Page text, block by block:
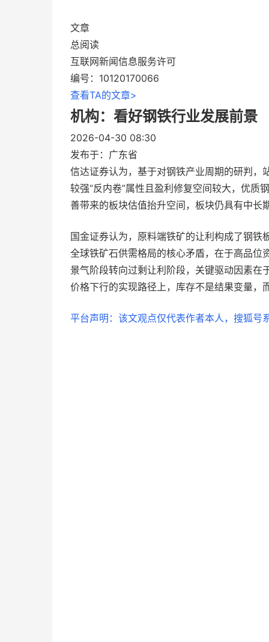
文章
总阅读
互联网新闻信息服务许可
编号：10120170066
查看TA的文章>
机构：看好钢铁行业发展前景
2026-04-30 08:30
发布于： 广东省
信达证券认为，基于对钢铁产业周期的研判，
较强“反内卷”属性且盈利修复空间较大，优质
善带来的板块估值抬升空间，板块仍具有中长
国金证券认为，原料端铁矿的让利构成了钢
全球铁矿石供需格局的核心矛盾，在于高品
景气阶段转向过剩让利阶段，关键驱动因素
价格下行的实现路径上，库存不是结果变量，
平台声明：该文观点仅代表作者本人，搜狐号